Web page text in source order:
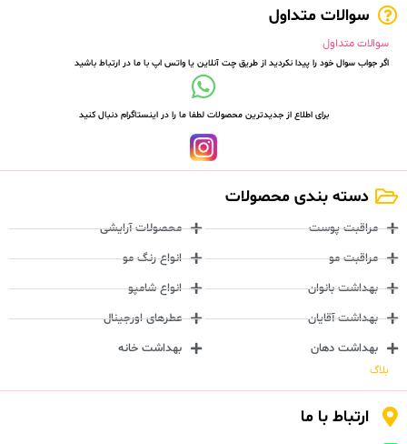
سوالات متداول
سوالات متداول
اگر جواب سوال خود را پیدا نکردید از طریق چت آنلاین یا واتس اپ با ما در ارتباط باشید
برای اطلاع از جدیدترین محصولات لطفا ما را در اینستاگرام دنبال کنید
دسته بندی محصولات
مراقبت پوست
مراقبت مو
بهداشت بانوان
بهداشت آقایان
بهداشت دهان
محصولات آرایشی
انواع رنگ مو
انواع شامپو
عطرهای اورجینال
بهداشت خانه
بلاگ
ارتباط با ما